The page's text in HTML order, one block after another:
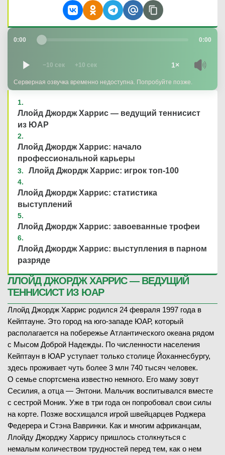
0:00 0:00
−10 сек +10 сек 1×
Серверная озвучка временно недоступна. Попробуйте позже.
Ллойд Джордж Харрис — ведущий теннисист
из ЮАР
Ллойд Джордж Харрис: начало
профессиональной карьеры
Ллойд Джордж Харрис: игрок топ-100
Ллойд Джордж Харрис: статистика
выступлений
Ллойд Джордж Харрис: завоеванные трофеи
Ллойд Джордж Харрис: выступления в парном
разряде
ЛЛОЙД ДЖОРДЖ ХАРРИС — ВЕДУЩИЙ
ТЕННИСИСТ ИЗ ЮАР
Ллойд Джордж Харрис родился 24 февраля 1997 года в
Кейптауне. Это город на юго-западе ЮАР, который
располагается на побережье Атлантического океана рядом
с Мысом Доброй Надежды. По численности населения
Кейптаун в ЮАР уступает только столице Йоханнесбургу,
здесь проживает чуть более 3 млн 740 тысяч человек.
О семье спортсмена известно немного. Его маму зовут
Сесилия, а отца — Энтони. Мальчик воспитывался вместе
с сестрой Моник. Уже в три года он попробовал свои силы
на корте. Позже восхищался игрой швейцарцев Роджера
Федерера и Стэна Вавринки. Как и многим африканцам,
Ллойду Джорджу Харрису пришлось столкнуться с
немалым количеством трудностей перед тем, как о нем